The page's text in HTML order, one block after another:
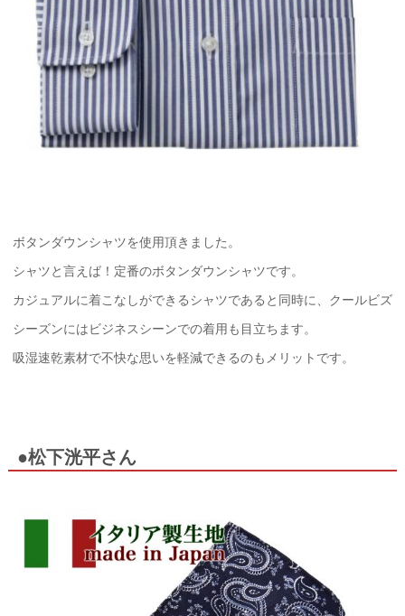
ボタンダウンシャツを使用頂きました。
シャツと言えば！定番のボタンダウンシャツです。
カジュアルに着こなしができるシャツであると同時に、クールビズ
シーズンにはビジネスシーンでの着用も目立ちます。
吸湿速乾素材で不快な思いを軽減できるのもメリットです。
●松下洸平さん